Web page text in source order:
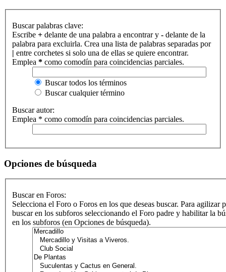
Buscar palabras clave:
Escribe + delante de una palabra a encontrar y - delante de la
palabra para excluirla. Crea una lista de palabras separadas por
| entre corchetes si solo una de ellas se quiere encontrar.
Emplea * como comodín para coincidencias parciales.
Buscar todos los términos
Buscar cualquier término
Buscar autor:
Emplea * como comodín para coincidencias parciales.
Opciones de búsqueda
Buscar en Foros:
Selecciona el Foro o Foros en los que deseas buscar. Para agilizar
buscar en los subforos seleccionando el Foro padre y habilitar la
en los subforos (en Opciones de búsqueda).